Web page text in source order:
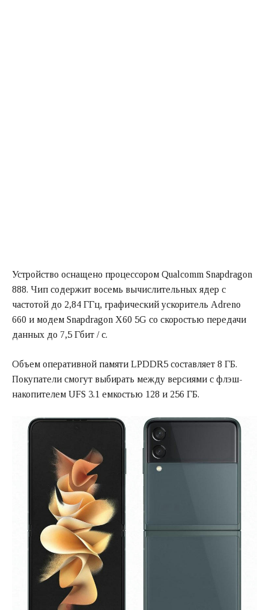
Устройство оснащено процессором Qualcomm Snapdragon
888. Чип содержит восемь вычислительных ядер с
частотой до 2,84 ГГц, графический ускоритель Adreno
660 и модем Snapdragon X60 5G со скоростью передачи
данных до 7,5 Гбит / с.
Объем оперативной памяти LPDDR5 составляет 8 ГБ.
Покупатели смогут выбирать между версиями с флэш-
накопителем UFS 3.1 емкостью 128 и 256 ГБ.